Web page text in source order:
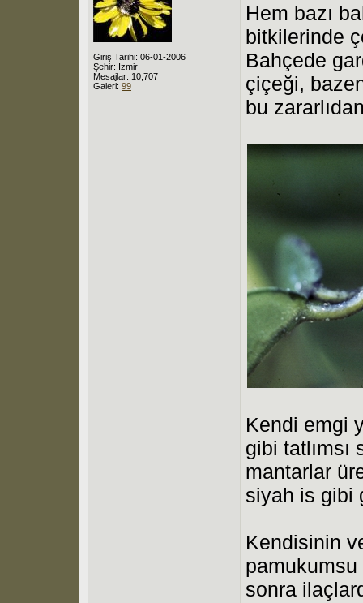
Giriş Tarihi: 06-01-2006
Şehir: İzmir
Mesajlar: 10,707
Galeri: 99
Hem bazı
bitkilerinde
Bahçede
çiçeği,
bu
Kendi emgi
gibi tatlımsı
mantarlar
siyah is gibi
Kendisinin
sonra